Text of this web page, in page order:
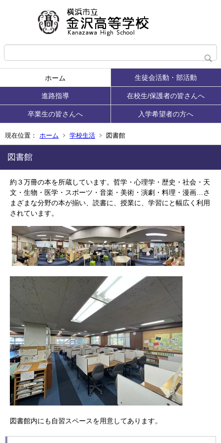
ホーム 生徒会活動・部活動
進路指導 在校生/保護者の皆さんへ
卒業生の皆さんへ 入学希望者の方へ
現在位置： ホーム 学校生活 図書館
図書館
約３万冊の本を所蔵しています。哲学・心理学・歴史・社会・天
文・生物・医学・スポーツ・音楽・美術・演劇・料理・漫画…さ
まざまな分野の本が揃い、読書に、授業に、学習にと幅広く利用
されています。
図書館内にも自習スペースを用意してあります。